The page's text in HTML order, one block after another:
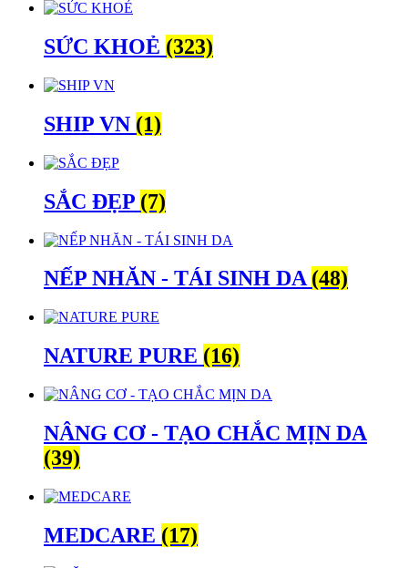
SỨC KHOẺ (323)
SHIP VN (1)
SẮC ĐẸP (7)
NẾP NHĂN - TÁI SINH DA(48)
NATURE PURE (16)
NÂNG CƠ - TẠO CHẮC MỊN DA
(39)
MEDCARE (17)